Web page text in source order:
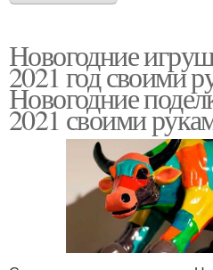
Новогодние
2021 год своими
Новогодние
2021 своими